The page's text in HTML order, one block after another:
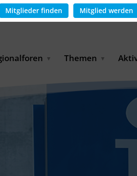
Mitglieder finden Mitglied werden
Themen
für
und